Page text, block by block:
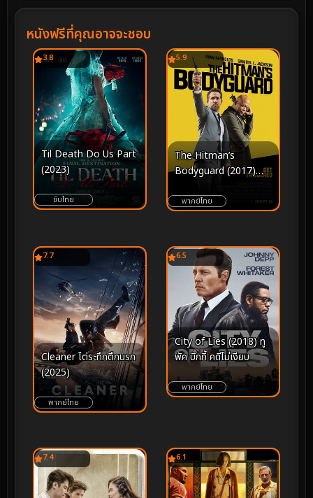
หนังฟรีที่คุณอาจจะชอบ
3.8
Til Death Do Us Part
(2023)
ซับไทย
5.9
The Hitman’s
Bodyguard (2017)
การ์ด
พากย์ไทย
7.7
Cleaner ไต่ระทึกตึกนรก
(2025)
พากย์ไทย
6.5
City of Lies (2018) ทู
พัค บิ๊กกี้ คดีไม่เงียบ
พากย์ไทย
7.4 6.1